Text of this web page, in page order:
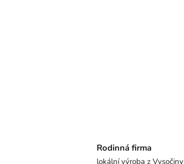
Rodinná firma
lokální výroba z Vysočiny